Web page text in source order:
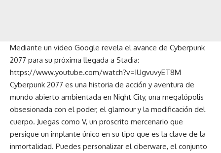
Mediante un video Google revela el avance de Cyberpunk
2077 para su próxima llegada a Stadia:
https://www.youtube.com/watch?v=IUgvuvyET8M
Cyberpunk 2077 es una historia de acción y aventura de
mundo abierto ambientada en Night City, una megalópolis
obsesionada con el poder, el glamour y la modificación del
cuerpo. Juegas como V, un proscrito mercenario que
persigue un implante único en su tipo que es la clave de la
inmortalidad. Puedes personalizar el ciberware, el conjunto